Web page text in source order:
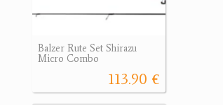
Balzer Rute Set Shirazu
Micro Combo
113.90 €